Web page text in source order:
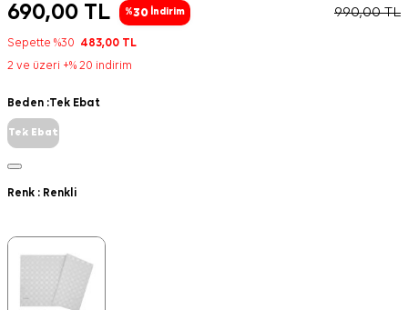
690,00 TL %30 İndirim 990,00TL
Sepette %30 483,00 TL
2 ve üzeri +% 20 indirim
Beden :Tek Ebat
Tek Ebat
Renk : Renkli